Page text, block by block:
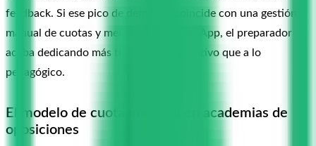
feedback. Si ese pico de demanda coincide con una gestión
manual de cuotas y mensajes de WhatsApp, el preparador
acaba dedicando más tiempo a lo operativo que a lo
pedagógico.
El modelo de cuota mensual en academias de
oposiciones